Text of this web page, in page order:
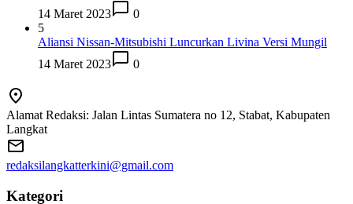
14 Maret 2023
0
5
Aliansi Nissan-Mitsubishi Luncurkan Livina Versi Mungil
14 Maret 2023
0
Alamat Redaksi: Jalan Lintas Sumatera no 12, Stabat, Kabupaten
Langkat
redaksilangkatterkini@gmail.com
Kategori